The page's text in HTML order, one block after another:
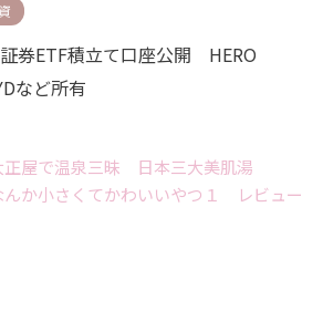
券ETF積立て口座公開 HERO
など所有
屋で温泉三昧 日本三大美肌湯
か小さくてかわいいやつ１ レビュー